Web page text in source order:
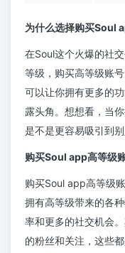
为什么选择购买Soul
在Soul这个火爆的社
等级，购买高等级账
可以让你拥有更多的
露头角。想想看，当
是不是更容易吸引到
购买Soul app高等级
购买Soul app高等级
拥有高等级带来的各
率和更多的社交机会
的粉丝和关注，这些